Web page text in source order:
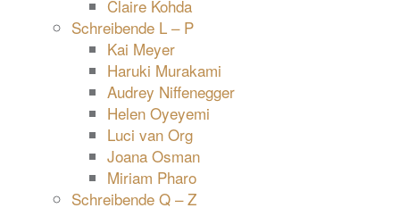
Claire Kohda
Schreibende L – P
Kai Meyer
Haruki Murakami
Audrey Niffenegger
Helen Oyeyemi
Luci van Org
Joana Osman
Miriam Pharo
Schreibende Q – Z